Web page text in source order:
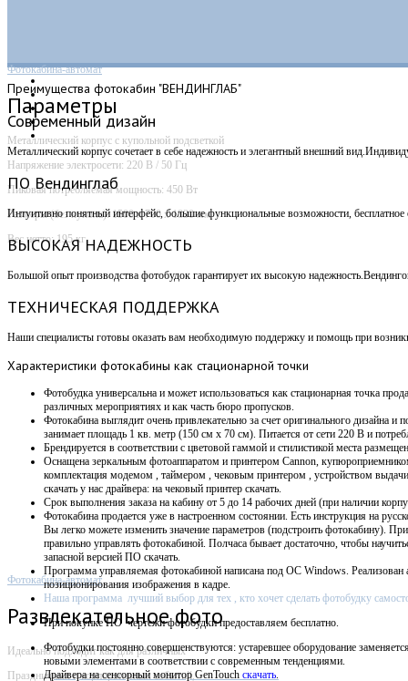
Фотокабина-автомат
Параметры
Металлический корпус с купольной подсветкой
Напряжение электросети: 220 В / 50 Гц
Пиковая потребляемая мощность: 450 Вт
Размеры (без купола): 1500 х 700 х 1830 мм
Вес нетто: 195 кг
Фотокабина-автомат
Развлекательное фото
Идеально подходит как для различных
Праздничных и корпоративных событий,
Преимущества фотокабин "ВЕНДИНГЛАБ"
Современный дизайн
Металлический корпус сочетает в себе надежность и элегантный внешний
ПО Вендинглаб
Интуитивно понятный интерфейс, большие функциональные возможности,
ВЫСОКАЯ НАДЕЖНОСТЬ
Большой опыт производства фотобудок гарантирует их высокую
ТЕХНИЧЕСКАЯ ПОДДЕРЖКА
Наши специалисты готовы оказать вам необходимую поддержку и помощь при
Характеристики фотокабины как стационарной точки
Фотобудка универсальна и может использоваться как стационарная точка
различных мероприятиях и как часть бюро пропусков.
Фотокабина выглядит очень привлекательно за счет оригинального дизайна и
занимает площадь 1 кв. метр (150 см х 70 см). Питается от сети 220 В и
Брендируется в соответствии с цветовой гаммой и стилистикой места
Оснащена зеркальным фотоаппаратом и принтером Cannon,
комплектация модемом , таймером , чековым принтером , устройством
скачать у нас драйвера: на чековый принтер скачать.
Срок выполнения заказа на кабину от 5 до 14 рабочих дней (при наличии
Фотокабина продается уже в настроенном состоянии. Есть инструкция на
Вы легко можете изменить значение параметров (подстроить фотокабину).
правильно управлять фотокабиной. Полчаса бывает достаточно, чтобы
запасной версией ПО скачать.
Программа управляемая фотокабиной написана под OC Windows. Реализован
позиционирования изображения в кадре.
Наша программа лучший выбор для тех , кто хочет сделать фотобудку
При покупке ПОчертежи фотобудки предоставляем бесплатно.
Фотобудки постоянно совершенствуются: устаревшее оборудование
новыми элементами в соответствии с современным тенденциями.
Драйвера на сенсорный монитор GenTouch скачать